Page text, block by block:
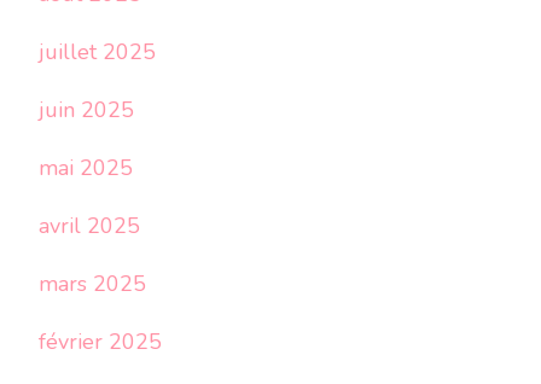
juillet 2025
juin 2025
mai 2025
avril 2025
mars 2025
février 2025